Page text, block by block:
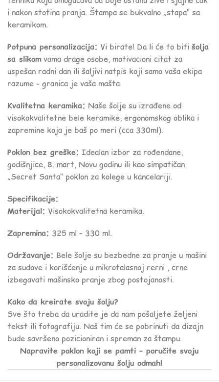
i nakon stotina pranja. Štampa se bukvalno „stapa“ sa
keramikom.
Potpuna personalizacija: Vi birate! Da li će to biti šolja
sa slikomvama drage osobe, motivacioni citat za
uspešan radni dan ili šaljivi natpis koji samo vaša ekipa
razume – granica je vaša mašta.
Kvalitetna keramika: Naše šolje su izrađene od
visokokvalitetne bele keramike, ergonomskog oblika i
zapremine koja je baš po meri (cca 330ml).
Poklon bez greške: Idealan izbor za rođendane,
godišnjice, 8. mart, Novu godinu ili kao simpatičan
„Secret Santa“ poklon za kolege u kancelariji.
Specifikacije:
Materijal: Visokokvalitetna keramika.
Zapremina: 325 ml – 330 ml.
Održavanje: Bele šolje su bezbedne za pranje u mašini
za sudove i korišćenje u mikrotalasnoj rerni , crne
izbegavati mašinsko pranje zbog postojanosti.
Kako da kreirate svoju šolju?
Sve što treba da uradite je da nam pošaljete željeni
tekst ili fotografiju. Naš tim će se pobrinuti da dizajn
bude savršeno pozicioniran i spreman za štampu.
Napravite poklon koji se pamti – poručite svoju
personalizovanu šolju odmah!